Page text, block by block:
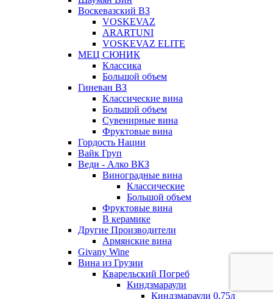
Воскевазский ВЗ
VOSKEVAZ
ARARTUNI
VOSKEVAZ ELITE
МЕЦ СЮНИК
Классика
Большой объем
Гиневан ВЗ
Классические вина
Большой объем
Сувенирные вина
Фруктовые вина
Гордость Нации
Вайк Груп
Веди - Алко ВКЗ
Виноградные вина
Классические
Большой объем
Фруктовые вина
В керамике
Другие Производители
Армянские вина
Givany Wine
Вина из Грузии
Кварельский Погреб
Киндзмараули
Киндзмараули 0,75л